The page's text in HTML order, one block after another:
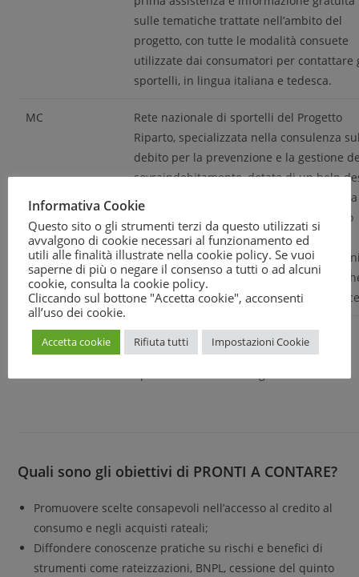
sulle tematiche trattate nell’ambito del
progetto, con tutte le modalità consuete
utilizzate dai consumatori per contattare
sportelli, in lingua italiana e tedesca.
MC
Rete nazionale di sportelli del Progetto
Riparto, specializzata nella consulenza
debito per la prevenzione e la gestione
sovraindebitamento, dotata di un help
attivo da linea fissa e mobile e collegato a
uno sportello virtuale che offre un primo
supporto alla cittadinanza in difficoltà. Il
servizio include un consulente online
dedicato alla gestione delle
più complesse nell’ambito del debt
MDC
Sportello nazionale online
Sportelli assistenza Progetto FEELING
Quali sono gli obiettivi di PRONTI A CONTARE?
Promuovere scelte consapevoli nell’accesso al credito al
consumo e negli acquisti rateali;
Diffondere conoscenze pratiche su rischi e benefici di
strumenti come rateizzazioni, BNPL, cessione del quinto
Informativa Cookie
Questo sito o gli strumenti terzi da questo utilizzati si
avvalgono di cookie necessari al funzionamento ed
utili alle finalità illustrate nella cookie policy. Se vuoi
saperne di più o negare il consenso a tutti o ad alcuni
cookie, consulta la cookie policy.
Cliccando sul bottone "Accetta cookie", acconsenti
all’uso dei cookie.
Accetta cookie Rifiuta tutti Impostazioni Cookie